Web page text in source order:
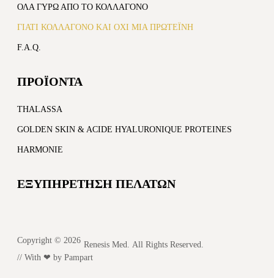
ΌΛΑ ΓΎΡΩ ΑΠΌ ΤΟ ΚΟΛΛΑΓΌΝΟ
ΓΙΑΤΊ ΚΟΛΛΑΓΌΝΟ ΚΑΙ ΌΧΙ ΜΙΑ ΠΡΩΤΕΪ́ΝΗ
F.A.Q.
ΠΡΟΪΟΝΤΑ
THALASSA
GOLDEN SKIN & ACIDE HYALURONIQUE PROTEINES
HARMONIE
ΕΞΥΠΗΡΕΤΗΣΗ ΠΕΛΑΤΩΝ
Copyright © 2026 Renesis Med. All Rights Reserved.
// With ❤ by Pampart